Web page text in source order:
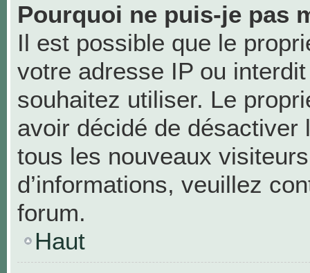
Pourquoi ne puis-je pas
Il est possible que le
votre adresse IP ou
souhaitez utiliser. Le
avoir décidé de désactiver
tous les nouveaux
d’informations, veuillez
forum.
Haut